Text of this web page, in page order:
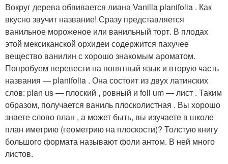
Вокруг дерева обвивается лиана Vanilla planifolia . Как
вкусно звучит название! Сразу представляется
ванильное мороженое или ванильный торт. В плодах
этой мексиканской орхидеи содержится пахучее
вещество ванилин с хорошо знакомым ароматом.
Попробуем перевести на понятный язык и вторую часть
названия — planifolia . Она состоит из двух латинских
слов: plan us — плоский , ровный и foli um — лист . Таким
образом, получается ваниль плосколистная . Вы хорошо
знаете слово план , а может быть, вы изучаете в школе
план иметрию (геометрию на плоскости)? Толстую книгу
большого формата называют фоли антом. В ней много
листов.